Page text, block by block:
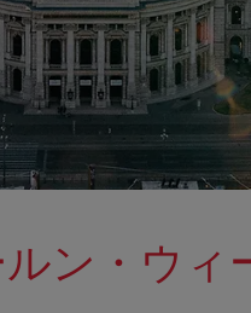
ン・ウィ